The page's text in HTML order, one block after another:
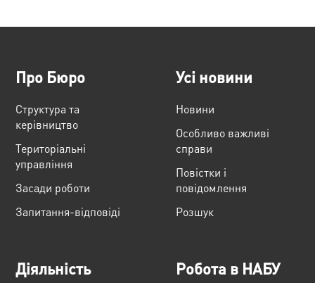
Про Бюро
Структура та
керівництво
Територіальні
управління
Засади роботи
Запитання-відповіді
Усі новини
Новини
Особливо важливі
справи
Повістки і
повідомлення
Розшук
Діяльність Робота в НАБУ